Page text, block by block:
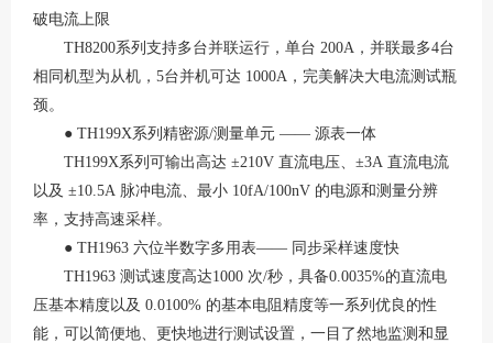
破电流上限
TH8200系列 支持多台并联运行，单台 200A ，并联最多4台
相同机型为从机，5台并机可达 1000A ，完美解决大电流测试瓶
颈。
● TH199X系列精密源/测量单元 —— 源表一体
TH199X系列 可输出高达 ±210V 直流电压、 ±3A 直流电流
以及 ±10.5A 脉冲电流、最小 10fA/100nV 的电源和测量分辨
率，支持高速采样。
● TH1963 六位半数字多用表—— 同步采样速度快
TH1963 测试速度高达1000 次/秒，具备0.0035%的直流电
压基本精度以及 0.0100% 的基本电阻精度等一系列优良的性
能，可以简便地、更快地进行测试设置，一目了然地监测和显